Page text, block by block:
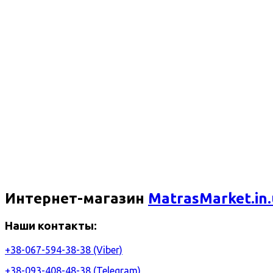
Интернет-магазин
Наши контакты:
+38-067-594-38-38 (Viber)
+38-093-408-48-38 (Telegram)